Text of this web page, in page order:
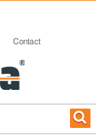
Contact